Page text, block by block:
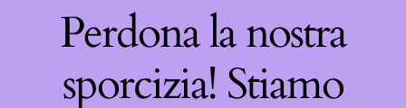
Perdona la nostra
sporcizia! Stiamo